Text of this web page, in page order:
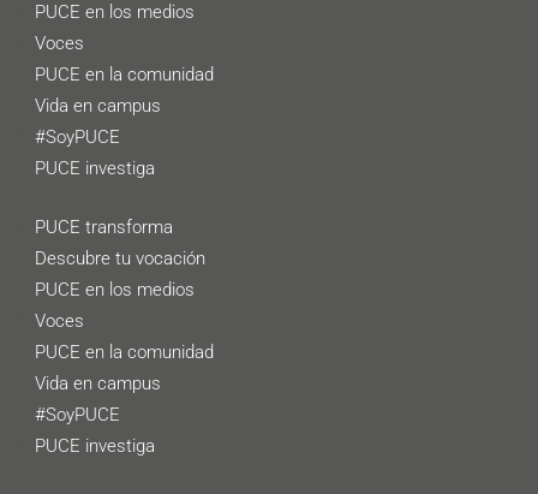
PUCE en los medios
Voces
PUCE en la comunidad
Vida en campus
#SoyPUCE
PUCE investiga
PUCE transforma
Descubre tu vocación
PUCE en los medios
Voces
PUCE en la comunidad
Vida en campus
#SoyPUCE
PUCE investiga